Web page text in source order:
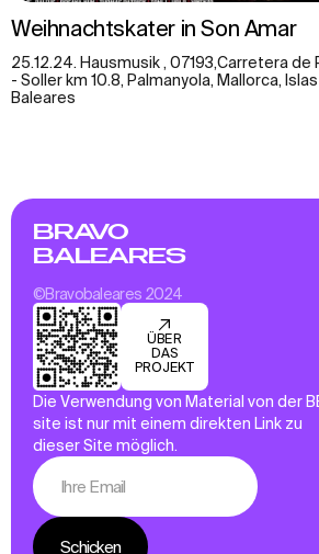
Weihnachtskater in Son Amar
25.12.24. Hausmusik , 07193,Carretera de
- Soller km 10.8, Palmanyola, Mallorca, Islas
Baleares
BRAVO
BALEARES
©Bravobaleares 2024
ÜBER
DAS
PROJEKT
Die Verwendung von Material von der
site ist nur mit einem direkten Link zu
dieser Site möglich.